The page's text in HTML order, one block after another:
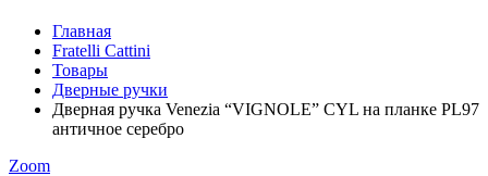
Главная
Fratelli Cattini
Товары
Дверные ручки
Дверная ручка Venezia “VIGNOLE” CYL на планке PL97
античное серебро
Zoom